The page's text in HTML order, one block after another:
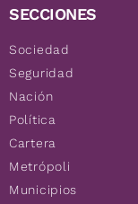
SECCIONES
Sociedad
Seguridad
Nación
Política
Cartera
Metrópoli
Municipios